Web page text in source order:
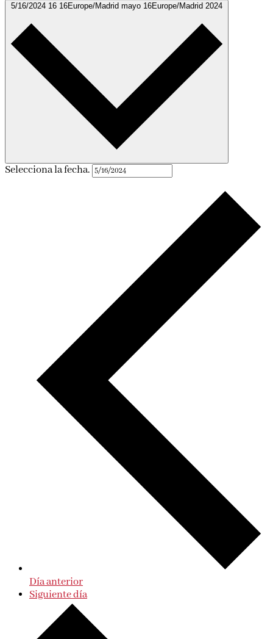
5/16/2024 16 16Europe/Madrid mayo 16Europe/Madrid 2024
Selecciona la fecha.
Día anterior
Siguiente día